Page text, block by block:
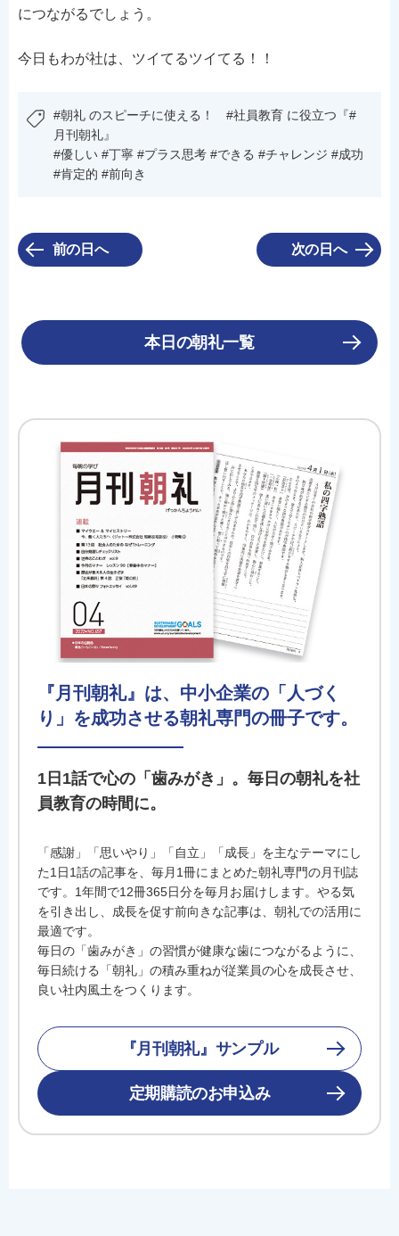
につながるでしょう。
今日もわが社は、ツイてるツイてる！！
#朝礼 のスピーチに使える！ #社員教育 に役立つ『#
月刊朝礼』
#優しい #丁寧 #プラス思考 #できる #チャレンジ #成功
#肯定的 #前向き
前の日へ 次の日へ
本日の朝礼一覧
『月刊朝礼』は、中小企業の「人づく
り」を成功させる朝礼専門の冊子です。
1日1話で心の「歯みがき」。毎日の朝礼を社
員教育の時間に。
「感謝」「思いやり」「自立」「成長」を主なテーマにし
た1日1話の記事を、毎月1冊にまとめた朝礼専門の月刊誌
です。1年間で12冊365日分を毎月お届けします。やる気
を引き出し、成長を促す前向きな記事は、朝礼での活用に
最適です。
毎日の「歯みがき」の習慣が健康な歯につながるように、
毎日続ける「朝礼」の積み重ねが従業員の心を成長させ、
良い社内風土をつくります。
『月刊朝礼』サンプル
定期購読のお申込み